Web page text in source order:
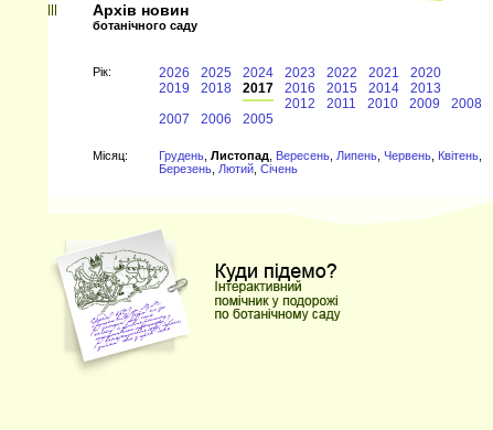
Архів новин
ботанічного саду
Рiк: 2026 2025 2024 2023 2022 2021
2020
2019
2018 2017 2016 2015 2014
2013
2012
2011 2010 2009
2008
2007
2006 2005
Мiсяц: Грудень Листопад Вересень Липень Червень Квітень
Березень Лютий Січень